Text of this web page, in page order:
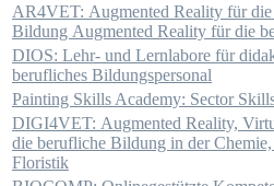
AR4VET: Augmented Reality für
Bildung Augmented Reality für die
DIOS: Lehr- und Lernlabore für
berufliches Bildungspersonal
Painting Skills Academy: Sector
DIGI4VET: Augmented Reality,
die berufliche Bildung in der
Floristik